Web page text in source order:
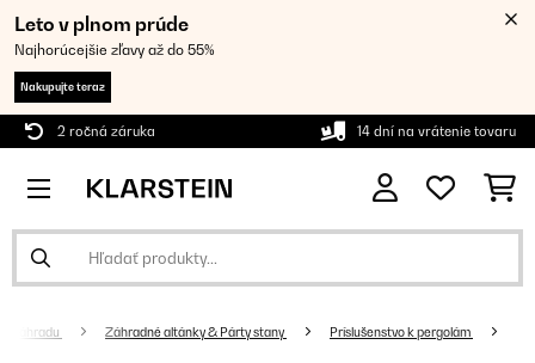
Leto v plnom prúde
Najhorúcejšie zľavy až do 55%
Nakupujte teraz
2 ročná záruka 14 dní na vrátenie tovaru
záhradu Záhradné altánky & Párty stany Príslušenstvo k pergolám